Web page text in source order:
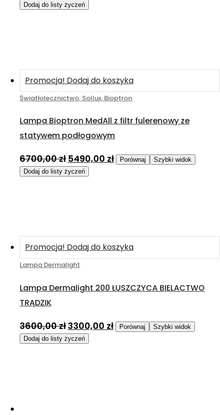
Dodaj do listy życzeń
Promocja! Dodaj do koszyka
Światłolecznictwo, Sollux, Bioptron
Lampa Bioptron MedAll z filtr fulerenowy ze
statywem podłogowym
6700,00zł 5490,00 zł Porównaj
Szybki widok
Dodaj do listy życzeń
Promocja! Dodaj do koszyka
Lampa Dermalight
Lampa Dermalight 200 ŁUSZCZYCA BIELACTWO
TRĄDZIK
3600,00zł 3300,00 zł Porównaj
Szybki widok
Dodaj do listy życzeń